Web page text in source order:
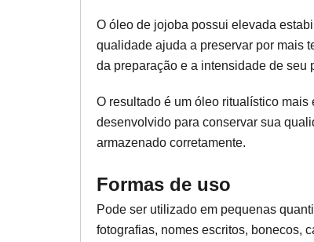
O óleo de jojoba possui elevada
qualidade ajuda a preservar por mais
da preparação e a intensidade de seu
O resultado é um óleo ritualístico
desenvolvido para conservar sua
armazenado corretamente.
Formas de uso
Pode ser utilizado em pequenas
fotografias, nomes escritos, bonecos,